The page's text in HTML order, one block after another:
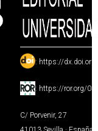
: https://
: https://ror.org/
C/ Porvenir, 27